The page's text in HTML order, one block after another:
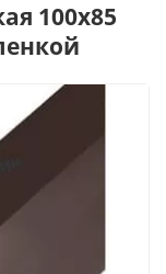
100х85